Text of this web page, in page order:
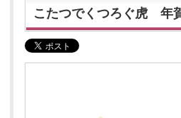
こたつでくつろぐ虎 年